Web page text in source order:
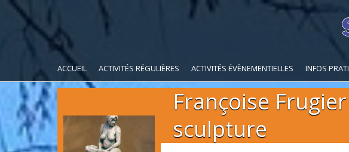
ACCUEIL ACTIVITÉS RÉGULIÈRES ACTIVITÉS ÉVÈNEMENTIELLES INFOS
Françoise
sculpture